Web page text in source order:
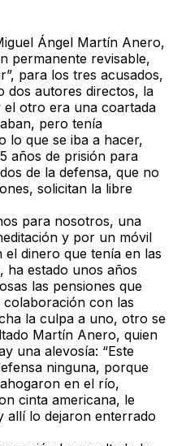
Ángel Martín Anero,
permanente revisable,
para los tres acusados,
dos autores directos, la
el otro era una coartada
pero tenía
lo que se iba a hacer,
años de prisión para
de la defensa, que no
solicitan la libre
para nosotros, una
y por un móvil
dinero que tenía en las
ha estado unos años
las pensiones que
con las
la culpa a uno, otro se
Martín Anero, quien
una alevosía: “Este
ninguna, porque
en el río,
cinta americana, le
allí lo dejaron enterrado